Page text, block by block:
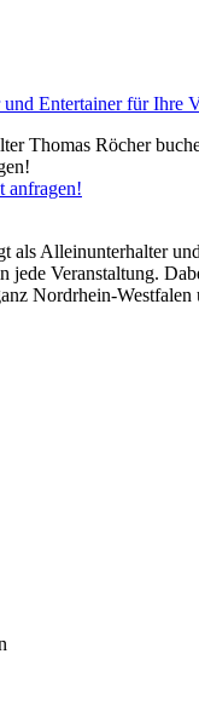
Entertainer für Ihre
anfragen!
als Alleinunterhalter
jede Veranstaltung.
Nordrhein-Westfalen